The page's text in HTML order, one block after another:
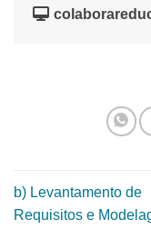
b) Levantamento de
Requisitos e